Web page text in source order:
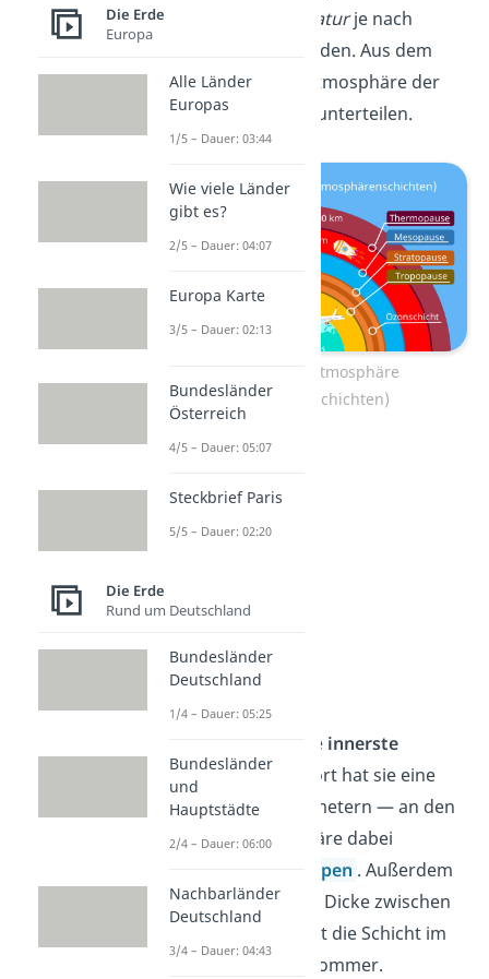
Druck
Temperaturje nach
Entfernung zum Erdboden. Aus dem
Grund kannst du die Atmosphäre der
Erde in fünf Schichten unterteilen.
Aufbau der Erdatmosphäre
(Atmosphärenschichten)
Troposphäre
Die Troposphäre ist die innerste
Schicht. Je nach Standort hat sie eine
Höhe von 8 bis 18 Kilometern — an den
Polen ist die Troposphäre dabei
Tropen . Außerdem
unterscheidet sich ihre Dicke zwischen
, so ist die Schicht im
Winter dünner als im Sommer.
Die Erde
Europa
Alle Länder
Europas
1/5 – Dauer: 03:44
Wie viele Länder
gibt es?
2/5 – Dauer: 04:07
Europa Karte
3/5 – Dauer: 02:13
Bundesländer
Österreich
4/5 – Dauer: 05:07
Steckbrief Paris
5/5 – Dauer: 02:20
Die Erde
Rund um Deutschland
Bundesländer
Deutschland
1/4 – Dauer: 05:25
Bundesländer
und
Hauptstädte
2/4 – Dauer: 06:00
Nachbarländer
Deutschland
3/4 – Dauer: 04:43